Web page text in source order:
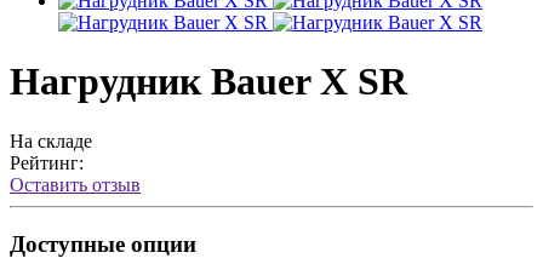
Нагрудник Bauer X SR
На складе
Рейтинг:
Оставить отзыв
Доступные опции